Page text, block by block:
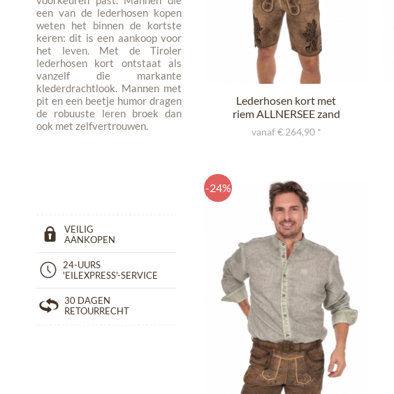
een van de lederhosen kopen
weten het binnen de kortste
keren: dit is een aankoop voor
het leven. Met de Tiroler
lederhosen kort ontstaat als
vanzelf die markante
klederdrachtlook. Mannen met
pit en een beetje humor dragen
de robuuste leren broek dan
ook met zelfvertrouwen.
VEILIG
AANKOPEN
24-UURS
'EILEXPRESS'-SERVICE
30 DAGEN
RETOURRECHT
Lederhosen kort met
riem ALLNERSEE zand
vanaf € 264,90 *
-24%